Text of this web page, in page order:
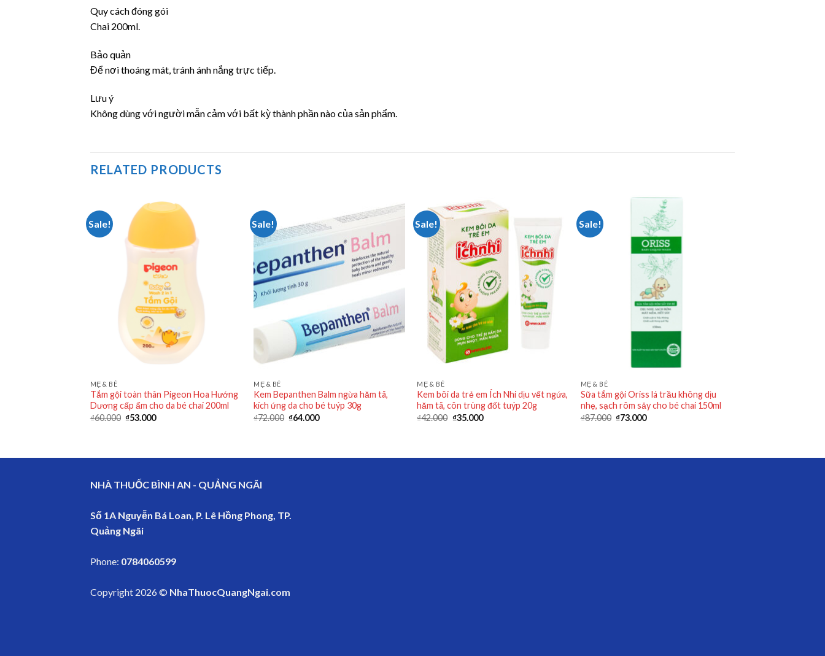
Quy cách đóng gói
Chai 200ml.
Bảo quản
Để nơi thoáng mát, tránh ánh nắng trực tiếp.
Lưu ý
Không dùng với người mẫn cảm với bất kỳ thành phần nào của sản phẩm.
RELATED PRODUCTS
Sale!
MẸ & BÉ
Tắm gội toàn thân Pigeon Hoa Hướng
Dương cấp ẩm cho da bé chai 200ml
₫60.000 ₫53.000
Sale!
MẸ & BÉ
Kem Bepanthen Balm ngừa hăm tã,
kích ứng da cho bé tuýp 30g
₫72.000 ₫64.000
Sale!
MẸ & BÉ
Kem bôi da trẻ em Ích Nhi dịu vết ngứa,
hăm tã, côn trùng đốt tuýp 20g
₫42.000 ₫35.000
Sale!
MẸ & BÉ
Sữa tắm gội Oriss lá trầu không dịu
nhẹ, sạch rôm sảy cho bé chai 150ml
₫87.000 ₫73.000
NHÀ THUỐC BÌNH AN - QUẢNG NGÃI
Số 1A Nguyễn Bá Loan, P. Lê Hồng Phong, TP.
Quảng Ngãi
Phone: 0784060599
Copyright 2026 © NhaThuocQuangNgai.com